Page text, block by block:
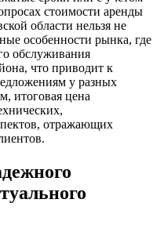
стоимости аренды
области нельзя не
особенности рынка, где
обслуживания
что приводит к
у разных
итоговая цена
отражающих